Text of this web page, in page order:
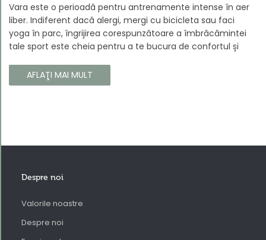
Vara este o perioadă pentru antrenamente intense în aer
liber. Indiferent dacă alergi, mergi cu bicicleta sau faci
yoga în parc, îngrijirea corespunzătoare a îmbrăcămintei
tale sport este cheia pentru a te bucura de confortul și
cum să vă îngrijiți corect îmbrăcămintea sport, astfel încât
să își păstreze proprietățile chiar și în timpul celor mai
AFLAŢI MAI MULT
Despre noi
Valorile noastre
Despre noi